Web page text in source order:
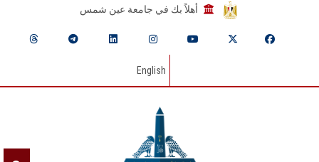
أهلاً بك في جامعة عين شمس
English